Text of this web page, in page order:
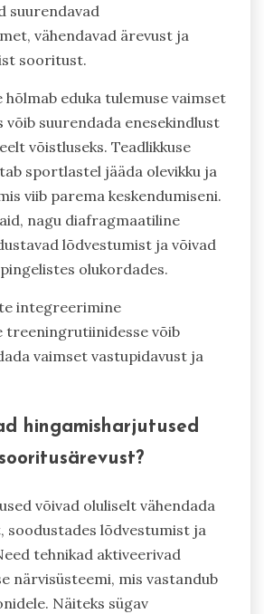
suurendavad
vähendavad ärevust ja
sooritust.
hõlmab eduka tulemuse vaimset
suurendada enesekindlust
võistluseks. Teadlikkuse
sportlastel jääda olevikku ja
viib parema keskendumiseni.
nagu diafragmaatiline
lõdvestumist ja võivad
olukordades.
integreerimine
treeningrutiinidesse võib
vaimset vastupidavust ja
hingamisharjutused
võivad oluliselt vähendada
soodustades lõdvestumist ja
tehnikad aktiveerivad
närvisüsteemi, mis vastandub
Näiteks sügav